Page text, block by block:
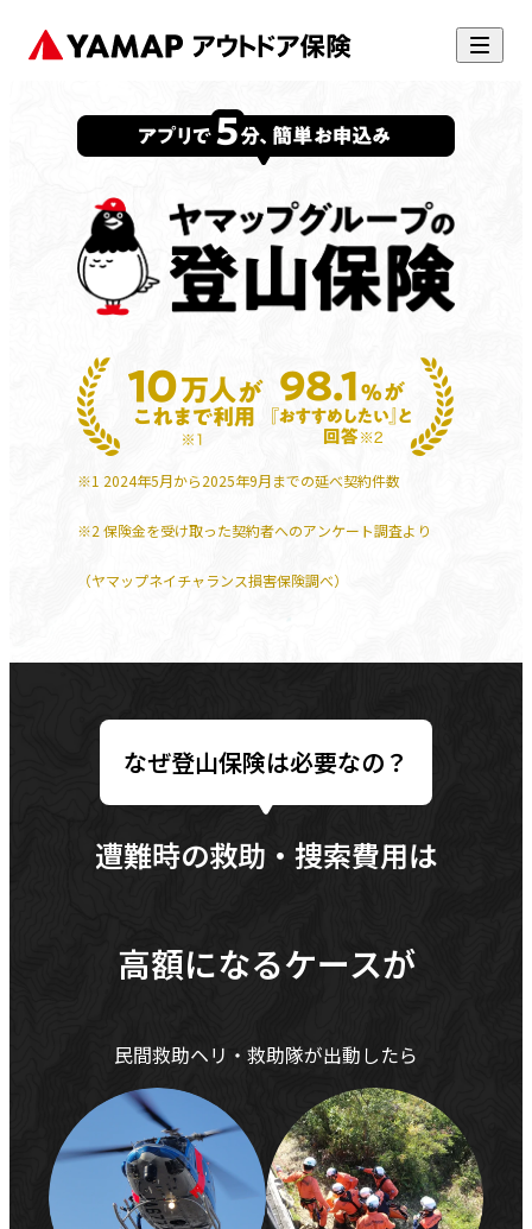
※1 2024年5月から2025年9月までの延べ契約件数
※2 保険金を受け取った契約者へのアンケート調査より
（ヤマップネイチャランス損害保険調べ）
なぜ登山保険は必要なの？
遭難時の救助・捜索費用は
高額になるケースが
民間救助ヘリ・救助隊が出動したら